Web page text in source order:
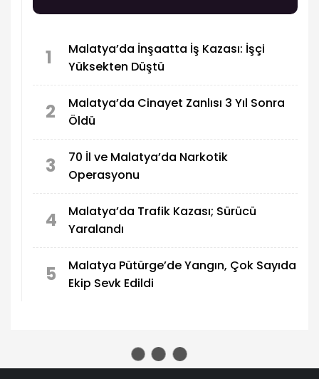
1
Malatya’da İnşaatta İş Kazası: İşçi
Yüksekten Düştü
2
Malatya’da Cinayet Zanlısı 3 Yıl Sonra
Öldü
3
70 İl ve Malatya’da Narkotik
Operasyonu
4
Malatya’da Trafik Kazası; Sürücü
Yaralandı
5
Malatya Pütürge’de Yangın, Çok Sayıda
Ekip Sevk Edildi